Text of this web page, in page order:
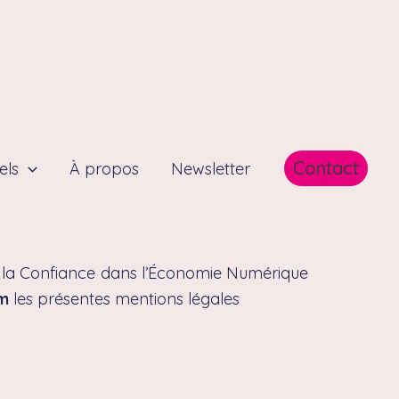
À propos Newsletter Contact
Confiance dans l’Économie Numérique
les présentes mentions légales